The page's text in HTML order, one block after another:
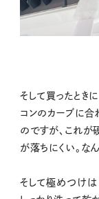
そして買ったとき
コンのカーブに合
のですが、これが
が落ちにくい。な
そして極めつけは